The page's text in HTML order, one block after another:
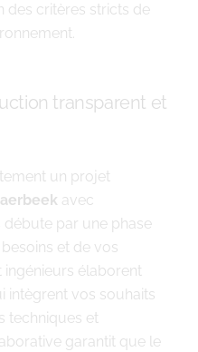
des critères stricts de
transparent et
un projet
avec
par une phase
et de vos
ingénieurs élaborent
intègrent vos souhaits
techniques et
garantit que le